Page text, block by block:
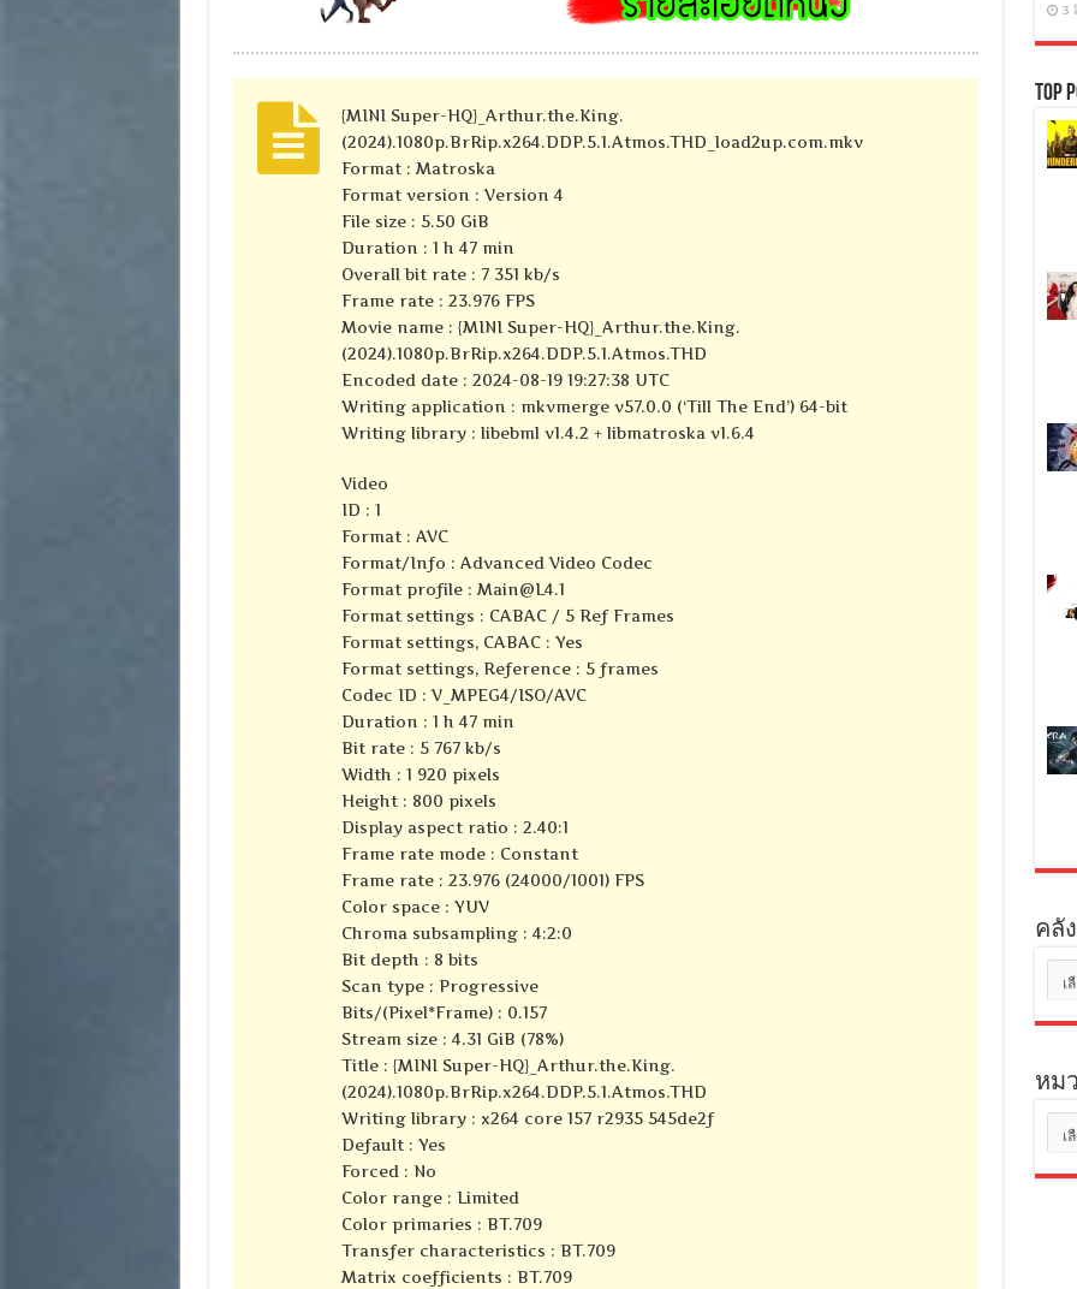
{MINI Super-HQ}_Arthur.the.King.
(2024).1080p.BrRip.x264.DDP.5.1.Atmos.THD_load2up.com.mkv
Format : Matroska
Format version : Version 4
File size : 5.50 GiB
Duration : 1 h 47 min
Overall bit rate : 7 351 kb/s
Frame rate : 23.976 FPS
Movie name : {MINI Super-HQ}_Arthur.the.King.
(2024).1080p.BrRip.x264.DDP.5.1.Atmos.THD
Encoded date : 2024-08-19 19:27:38 UTC
Writing application : mkvmerge v57.0.0 (‘Till The End’) 64-bit
Writing library : libebml v1.4.2 + libmatroska v1.6.4
Video
ID : 1
Format : AVC
Format/Info : Advanced Video Codec
Format profile : Main@L4.1
Format settings : CABAC / 5 Ref Frames
Format settings, CABAC : Yes
Format settings, Reference : 5 frames
Codec ID : V_MPEG4/ISO/AVC
Duration : 1 h 47 min
Bit rate : 5 767 kb/s
Width : 1 920 pixels
Height : 800 pixels
Display aspect ratio : 2.40:1
Frame rate mode : Constant
Frame rate : 23.976 (24000/1001) FPS
Color space : YUV
Chroma subsampling : 4:2:0
Bit depth : 8 bits
Scan type : Progressive
Bits/(Pixel*Frame) : 0.157
Stream size : 4.31 GiB (78%)
Title : {MINI Super-HQ}_Arthur.the.King.
(2024).1080p.BrRip.x264.DDP.5.1.Atmos.THD
Writing library : x264 core 157 r2935 545de2f
Default : Yes
Forced : No
Color range : Limited
Color primaries : BT.709
Transfer characteristics : BT.709
Matrix coefficients : BT.709
3
Top
คลั
เก็บ
หม
หมู่